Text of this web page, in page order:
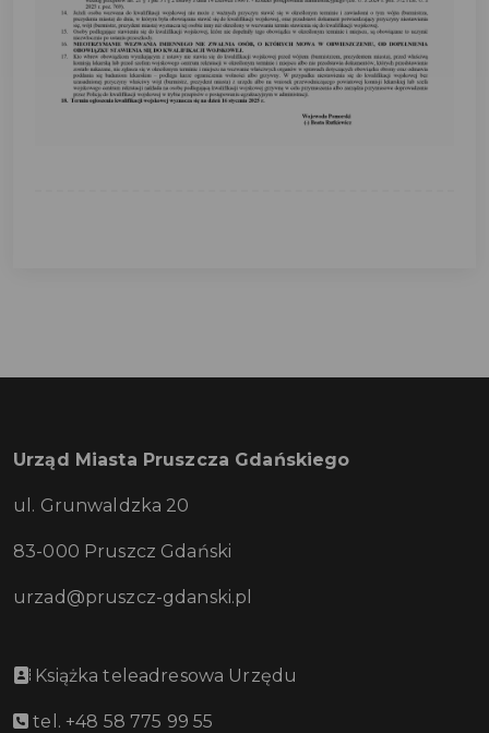
Urząd Miasta Pruszcza Gdańskiego
ul. Grunwaldzka 20
83-000 Pruszcz Gdański
urzad@pruszcz-gdanski.pl
Książka teleadresowa Urzędu
tel. +48 58 775 99 55